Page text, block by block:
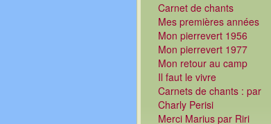
Carnet de chants
Mes premières années
Mon pierrevert 1956
Mon pierrevert 1977
Mon retour au camp
Il faut le vivre
Carnets de chants : par
Charly Perisi
Merci Marius par Riri